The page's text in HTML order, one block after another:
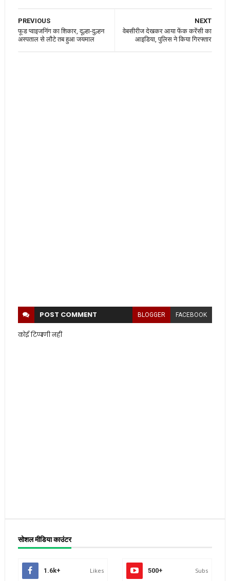
NEXT
वेबसीरीज देखकर आया फेंक करेंसी का
आइडिया, पुलिस ने किया गिरफ्तार
PREVIOUS
फूड प्वाइजनिंग का शिकार, दूल्हा-दुल्हन
अस्पताल से लौटे तब हुआ जयमाल
POST COMMENT BLOGGER FACEBOOK
कोई टिप्पणी नहीं
सोशल मीडिया काउंटर
1.6k+ Likes 500+ Subs